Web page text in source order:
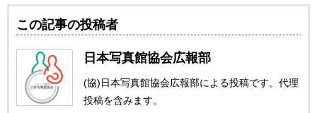
この記事の投稿者
日本写真館協会広報部
(協)日本写真館協会広報部による投稿です。代理
投稿を含みます。